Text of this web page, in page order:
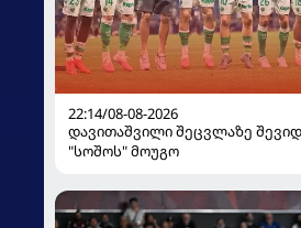
22:14/08-08-2026
დავითაშვილი შეცვლაზე
"სოშოს" მოუგო